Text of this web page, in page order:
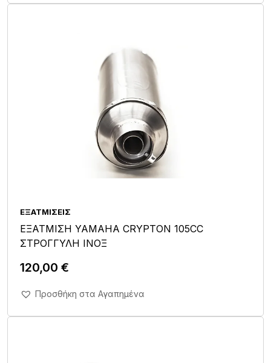
ΕΞΑΤΜΊΣΕΙΣ
ΕΞΑΤΜΙΣΗ YAMAHA CRYPTON 105CC
ΣΤΡΟΓΓΥΛΗ ΙΝΟΞ
120,00 €
Άμεση Αγορά Σε 1'
Προσθήκη στα Αγαπημένα